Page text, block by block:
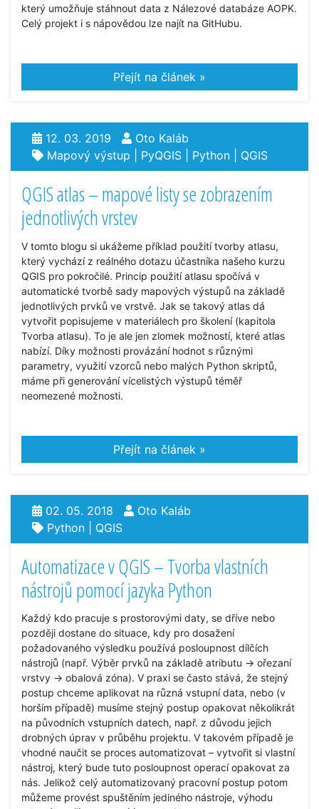
který umožňuje stáhnout data z Nálezové databáze AOPK.
Celý projekt i s nápovědou lze najít na GitHubu.
Přejít na článek »
12. 03. 2019
Oto Kaláb
Mapový výstup
PyQGIS Python QGIS
QGIS atlas – mapové listy se zobrazením
jednotlivých vrstev
V tomto blogu si ukážeme příklad použití tvorby atlasu,
který vychází z reálného dotazu účastníka našeho kurzu
QGIS pro pokročilé. Princip použití atlasu spočívá v
automatické tvorbě sady mapových výstupů na základě
jednotlivých prvků ve vrstvě. Jak se takový atlas dá
vytvořit popisujeme v materiálech pro školení (kapitola
Tvorba atlasu). To je ale jen zlomek možností, které atlas
nabízí. Díky možnosti provázání hodnot s různými
parametry, využití vzorců nebo malých Python skriptů,
máme při generování vícelistých výstupů téměř
neomezené možnosti.
Přejít na článek »
02. 05. 2018
Oto Kaláb
Python
QGIS
Automatizace v QGIS – Tvorba vlastních
nástrojů pomocí jazyka Python
Každý kdo pracuje s prostorovými daty, se dříve nebo
později dostane do situace, kdy pro dosažení
požadovaného výsledku používá posloupnost dílčích
nástrojů (např. Výběr prvků na základě atributu -> ořezaní
vrstvy -> obalová zóna). V praxi se často stává, že stejný
postup chceme aplikovat na různá vstupní data, nebo (v
horším případě) musíme stejný postup opakovat několikrát
na původních vstupních datech, např. z důvodu jejich
drobných úprav v průběhu projektu. V takovém případě je
vhodné naučit se proces automatizovat – vytvořit si vlastní
nástroj, který bude tuto posloupnost operací opakovat za
nás. Jelikož celý automatizovaný pracovní postup potom
můžeme provést spuštěním jediného nástroje, výhodu